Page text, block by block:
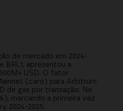
de mercado em 2024-
BRL1, apresentou a
USD. O fator
(caro) para Arbitrum
de gas por transação. No
marcando a primeira vez
2024-2025.